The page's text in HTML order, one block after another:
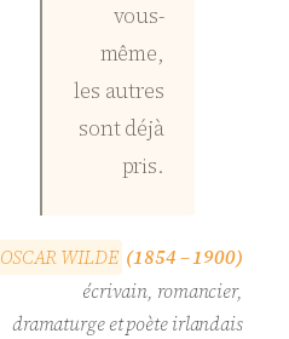
vous-
même,
les autres
sont déjà
pris.
OSCARWILDE (1854 – 1900)
écrivain, romancier,
dramaturge et poète irlandais